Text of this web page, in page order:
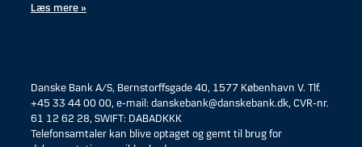
Læs mere »
Danske Bank A/S, Bernstorffsgade 40, 1577 København V. Tlf.
+45 33 44 00 00, e-mail: danskebank@danskebank.dk, CVR-nr.
61 12 62 28, SWIFT: DABADKKK
Telefonsamtaler kan blive optaget og gemt til brug for